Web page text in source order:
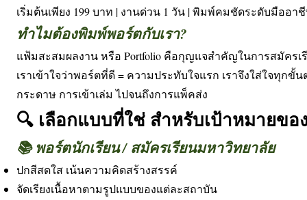
เริ่มต้นเพียง 199 บาท | งานด่วน 1 วัน | พิมพ์คมชัดระดับมืออา
ทำไมต้องพิมพ์พอร์ตกับเรา?
แฟ้มสะสมผลงาน หรือ Portfolio คือกุญแจสำคัญในการสมัคร
เราเข้าใจว่าพอร์ตที่ดี = ความประทับใจแรก เราจึงใส่ใจทุกขั้
กระดาษ การเข้าเล่ม ไปจนถึงการแพ็คส่ง
🔍 เลือกแบบที่ใช่ สำหรับเป้าหมายข
📚 พอร์ตนักเรียน / สมัครเรียนมหาวิทยาลัย
ปกสีสดใส เน้นความคิดสร้างสรรค์
จัดเรียงเนื้อหาตามรูปแบบของแต่ละสถาบัน